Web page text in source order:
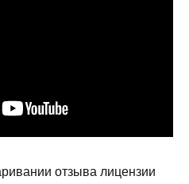
отзыва лицензии